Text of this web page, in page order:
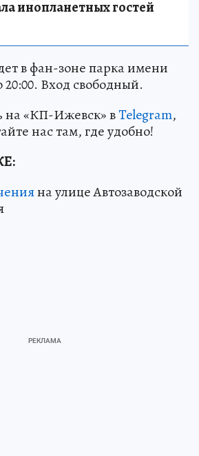
инопланетных гостей
в фан-зоне парка имени
20:00. Вход свободный.
на «КП-Ижевск» вTelegram,
нас там, где удобно!
на улице Автозаводской